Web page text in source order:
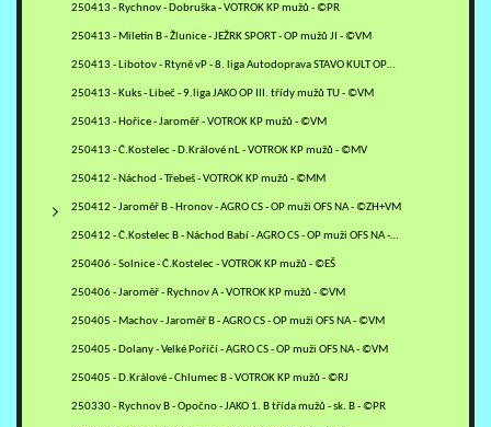
250413 - Rychnov - Dobruška - VOTROK KP mužů - ©PR
250413 - Miletín B - Žlunice - JEŽRK SPORT - OP mužů JI - ©VM
250413 - Libotov - Rtyně vP - 8. liga Autodoprava STAVO KULT OP…
250413 - Kuks - Libeč - 9.liga JAKO OP III. třídy mužů TU - ©VM
250413 - Hořice - Jaroměř - VOTROK KP mužů - ©VM
250413 - Č.Kostelec - D.Králové nL - VOTROK KP mužů - ©MV
250412 - Náchod - Třebeš - VOTROK KP mužů - ©MM
250412 - Jaroměř B - Hronov - AGRO CS - OP muži OFS NA - ©ZH+VM
250412 - Č.Kostelec B - Náchod Babí - AGRO CS - OP muži OFS NA -…
250406 - Solnice - Č.Kostelec - VOTROK KP mužů - ©EŠ
250406 - Jaroměř - Rychnov A - VOTROK KP mužů - ©VM
250405 - Machov - Jaroměř B - AGRO CS - OP muži OFS NA - ©VM
250405 - Dolany - Velké Poříčí - AGRO CS - OP muži OFS NA - ©VM
250405 - D.Králové - Chlumec B - VOTROK KP mužů - ©RJ
250330 - Rychnov B - Opočno - JAKO 1. B třída mužů - sk. B - ©PR